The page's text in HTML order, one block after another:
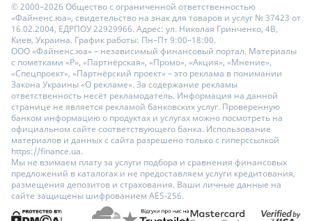
© 2000–2026 Общество с ограниченной ответственностью
«Файненс.юа», свидетельство на знак для товаров и услуг № 37423 от
16.02.2004, ЕДРПОУ 22929966. Адрес: ул. Николая Гринченко, 4В,
Киев, Украина. График работы: Пн–Пт 9:00–18:00.
ООО «Файненс.юа» – независимый финансовый портал. Материалы
с пометками «Р», «Партнёрская», «Промо», «Акция», «Мнение»,
«Спецпроект», «Партнёрский проект» – это реклама в понимании
Закона Украины «О рекламе». За содержание рекламы
ответственность несёт рекламодатель. Информация на данной
странице не является рекламой банковских услуг. Проверенную
банком информацию о продуктах и услугах можно посмотреть на
официальном сайте соответствующего банка. Использование
материалов и данных с сайта разрешено только с гиперссылкой
https://finance.ua.
Мы не взимаем плату за услуги подбора и сравнения финансовых
предложений в каталогах и не предоставляем услуги кредитования,
размещения депозитов и страхования. Ваши личные данные на
сайте защищены шифрованием AES-256.